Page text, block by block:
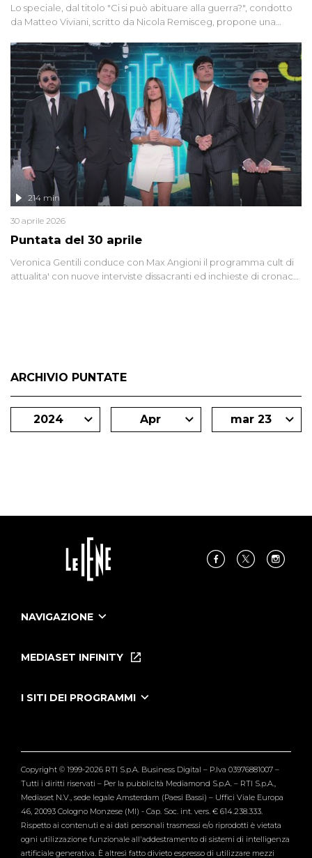
Lo speciale, dal titolo "Ci si può abituare alla guerra?", condotto
da Matteo Viviani, scritto da Nicola Remisceg, propone una
di settore - su quanto la guerra sia diventata una realtà pervasiva.
Anche se l'Italia non è direttamente coinvolta in conflitti armati, il
contesto globale rende impossibile considerarla un fenomeno
lontano.
Puntata del 30 aprile
214 min
30 aprile 2026
Veronica Gentili conduce con Max Angioni il programma cult di
attualita' con nuove interviste dissacranti ed inchieste di cronaca
ARCHIVIO PUNTATE
2024 Apr mar 23
NAVIGAZIONE
Le Iene Presentano Inside
Tutti i servizi
MEDIASET INFINITY
I SITI DEI PROGRAMMI
Verissimo
Copyright © 1999-2026 RTI S.p.A. Business Digital – P.Iva 03976881007 –
Tutti i diritti riservati – Per la pubblicità Mediamond S.p.A. – RTI S.p.A.,
Mediaset N.V., sede legale Amsterdam (Paesi Bassi) – Uffici Viale Europa
46, 20093 Cologno Monzese (MI) - Cap. Soc. int. vers. € 614.238.333.
Rispetto ai contenuti e ai dati personali trasmessi e/o riprodotti è vietata
ogni utilizzazione funzionale all'addestramento di sistemi di intelligenza
artificiale generativa. È altresì fatto divieto espresso di utilizzare mezzi